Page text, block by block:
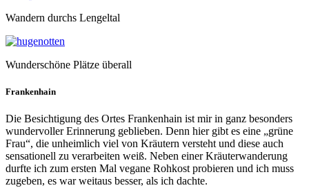
Wandern durchs Lengeltal
Wunderschöne Plätze überall
Frankenhain
Die Besichtigung des Ortes Frankenhain ist mir in ganz besonders
wundervoller Erinnerung geblieben. Denn hier gibt es eine „grüne
Frau“, die unheimlich viel von Kräutern versteht und diese auch
sensationell zu verarbeiten weiß. Neben einer Kräuterwanderung
durfte ich zum ersten Mal vegane Rohkost probieren und ich muss
zugeben, es war weitaus besser, als ich dachte.